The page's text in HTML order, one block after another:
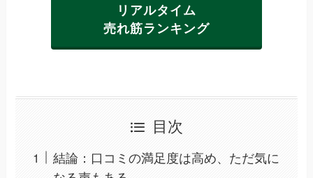
リアルタイム
売れ筋ランキング
目次
結論：口コミの満足度は高め、ただ気に